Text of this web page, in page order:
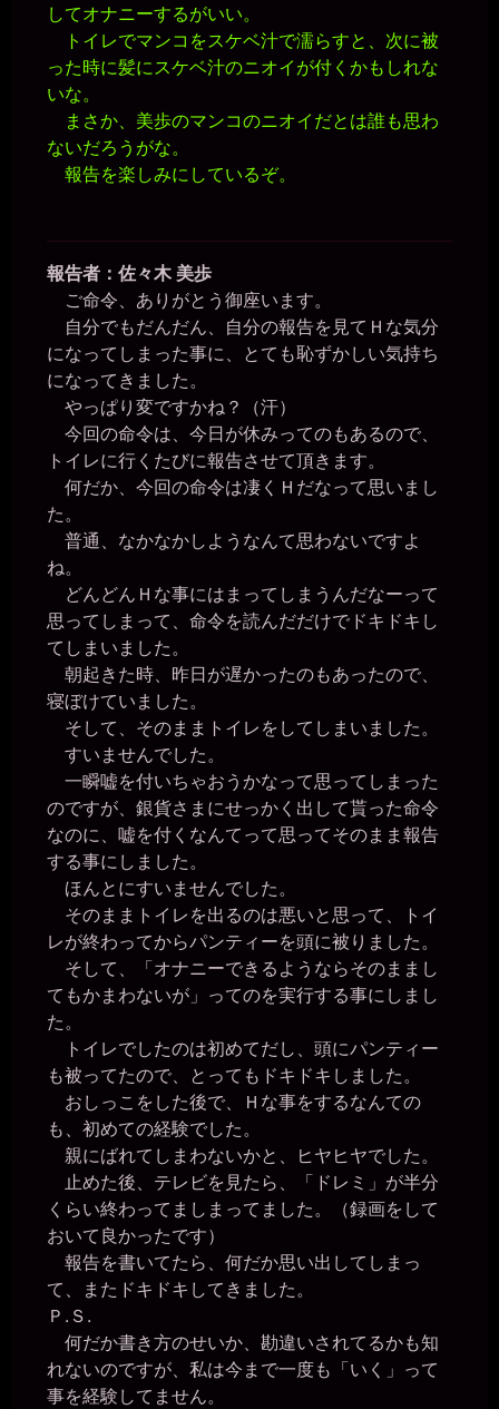
してオナニーするがいい。
トイレでマンコをスケベ汁で濡らすと、次に被
った時に髪にスケベ汁のニオイが付くかもしれな
いな。
まさか、美歩のマンコのニオイだとは誰も思わ
ないだろうがな。
報告を楽しみにしているぞ。
報告者：佐々木 美歩
ご命令、ありがとう御座います。
自分でもだんだん、自分の報告を見てＨな気分
になってしまった事に、とても恥ずかしい気持ち
になってきました。
やっぱり変ですかね？（汗）
今回の命令は、今日が休みってのもあるので、
トイレに行くたびに報告させて頂きます。
何だか、今回の命令は凄くＨだなって思いまし
た。
普通、なかなかしようなんて思わないですよ
ね。
どんどんＨな事にはまってしまうんだなーって
思ってしまって、命令を読んだだけでドキドキし
てしまいました。
朝起きた時、昨日が遅かったのもあったので、
寝ぼけていました。
そして、そのままトイレをしてしまいました。
すいませんでした。
一瞬嘘を付いちゃおうかなって思ってしまった
のですが、銀貨さまにせっかく出して貰った命令
なのに、嘘を付くなんてって思ってそのまま報告
する事にしました。
ほんとにすいませんでした。
そのままトイレを出るのは悪いと思って、トイ
レが終わってからパンティーを頭に被りました。
そして、「オナニーできるようならそのままし
てもかまわないが」ってのを実行する事にしまし
た。
トイレでしたのは初めてだし、頭にパンティー
も被ってたので、とってもドキドキしました。
おしっこをした後で、Ｈな事をするなんての
も、初めての経験でした。
親にばれてしまわないかと、ヒヤヒヤでした。
止めた後、テレビを見たら、「ドレミ」が半分
くらい終わってましまってました。（録画をして
おいて良かったです）
報告を書いてたら、何だか思い出してしまっ
て、またドキドキしてきました。
Ｐ.Ｓ.
何だか書き方のせいか、勘違いされてるかも知
れないのですが、私は今まで一度も「いく」って
事を経験してません。